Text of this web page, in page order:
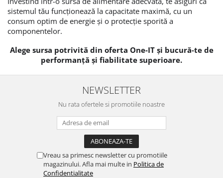
sistemul tău funcționează la capacitate maximă, cu un
consum optim de energie și o protecție sporită a
componentelor.
Alege sursa potrivită din oferta One-IT și bucură-te de
performanță și fiabilitate superioare.
NEWSLETTER
Nu rata ofertele si promotiile noastre
Vreau sa primesc newsletter cu promotiile
magazinului. Afla mai multe in Politica de
Confidentialitate